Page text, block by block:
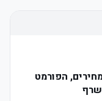
לליגת האלופות 2026/27: מחירים, הפורמט